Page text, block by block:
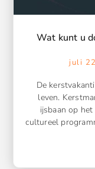
Wat kunt u
juli
De
leven.
ijsbaan op
cultureel